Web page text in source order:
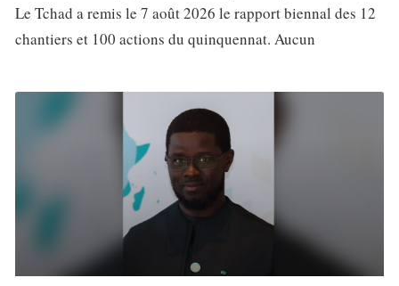
Le Tchad a remis le 7 août 2026 le rapport biennal des 12
chantiers et 100 actions du quinquennat. Aucun